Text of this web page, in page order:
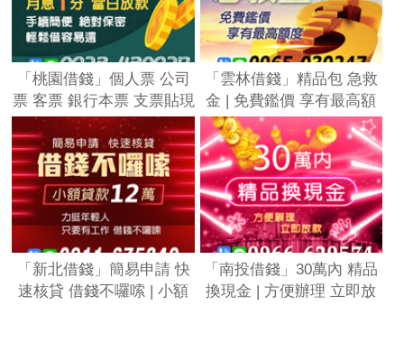
「桃園借錢」個人票 公司
票 客票 銀行本票 支票貼現
| 月息1分 當日放款 手續簡
便 絕對保密 輕鬆借容易還
「全台借錢網」
「雲林借錢」精品包 急救
金 | 免費鑑價 享有最高額
度「全台借錢網」
「新北借錢」簡易申請 快
速核貸 借錢不囉嗦 | 小額
「南投借錢」30萬內 精品
換現金 | 方便辦理 立即放